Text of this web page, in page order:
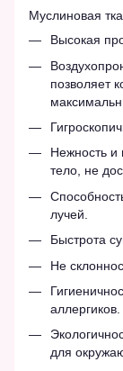
Муслиновая
Высокая
позволяет
Нежность и
тело, не
лучей.
Быстрота
Не
аллергиков.
для